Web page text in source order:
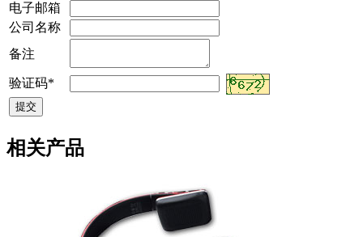
电子邮箱
公司名称
备注
验证码*
相关产品